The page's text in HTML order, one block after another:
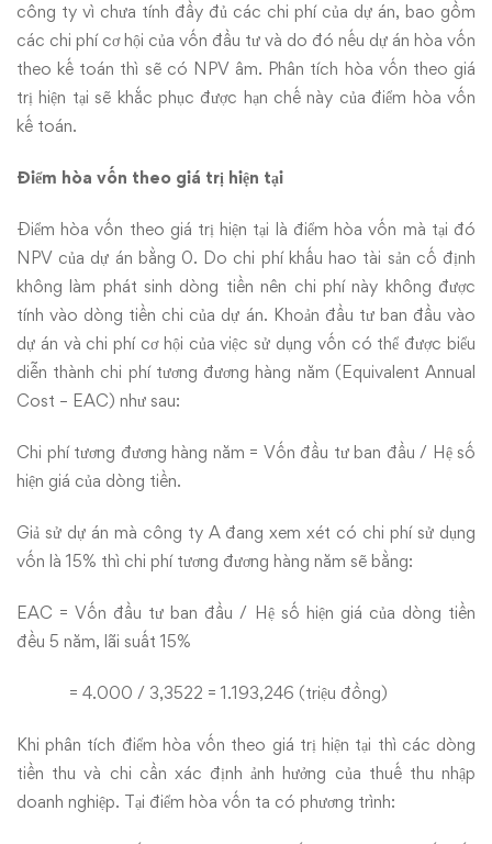
công ty vì chưa tính đầy đủ các chi phí của dự án, bao gồm
các chi phí cơ hội của vốn đầu tư và do đó nếu dự án hòa vốn
theo kế toán thì sẽ có NPV âm. Phân tích hòa vốn theo giá
trị hiện tại sẽ khắc phục được hạn chế này của điểm hòa vốn
kế toán.
Điểm hòa vốn theo giá trị hiện tại
Điểm hòa vốn theo giá trị hiện tại là điểm hòa vốn mà tại đó
NPV của dự án bằng 0. Do chi phí khấu hao tài sản cố định
không làm phát sinh dòng tiền nên chi phí này không được
tính vào dòng tiền chi của dự án. Khoản đầu tư ban đầu vào
dự án và chi phí cơ hội của việc sử dụng vốn có thể được biểu
diễn thành chi phí tương đương hàng năm (Equivalent Annual
Cost – EAC) như sau:
Chi phí tương đương hàng năm = Vốn đầu tư ban đầu / Hệ số
hiện giá của dòng tiền.
Giả sử dự án mà công ty A đang xem xét có chi phí sử dụng
vốn là 15% thì chi phí tương đương hàng năm sẽ bằng:
EAC = Vốn đầu tư ban đầu / Hệ số hiện giá của dòng tiền
đều 5 năm, lãi suất 15%
= 4.000 / 3,3522 = 1.193,246 (triệu đồng)
Khi phân tích điểm hòa vốn theo giá trị hiện tại thì các dòng
tiền thu và chi cần xác định ảnh hưởng của thuế thu nhập
doanh nghiệp. Tại điểm hòa vốn ta có phương trình: